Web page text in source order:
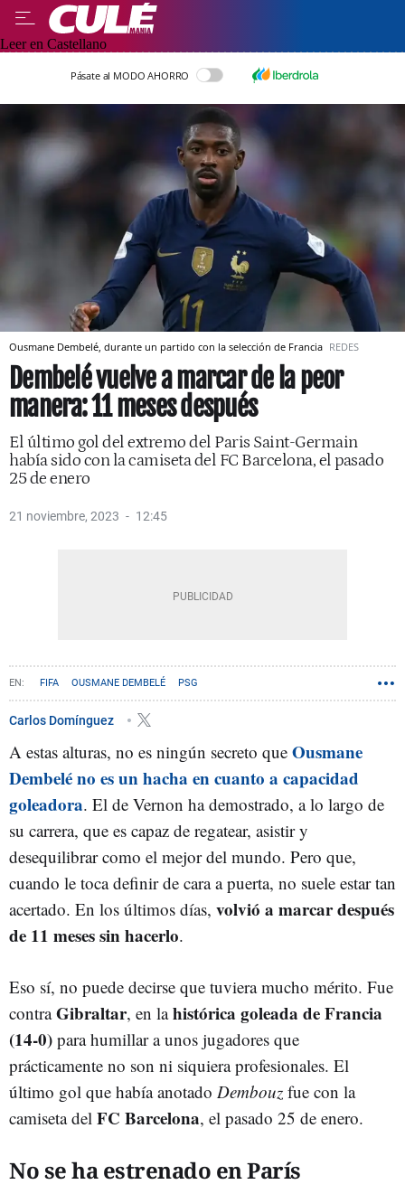
Leer en Castellano
Pásate al MODO AHORRO
Ousmane Dembelé, durante un partido con la selección de Francia REDES
Dembelé vuelve a marcar de la peor
manera: 11 meses después
El último gol del extremo del Paris Saint-Germain
había sido con la camiseta del FC Barcelona, el pasado
25 de enero
21 noviembre, 2023 12:45
FIFA OUSMANE DEMBELÉ PSG
Carlos Domínguez
A estas alturas, no es ningún secreto que Ousmane
Dembelé no es un hacha en cuanto a capacidad
goleadora. El de Vernon ha demostrado, a lo largo de
su carrera, que es capaz de regatear, asistir y
desequilibrar como el mejor del mundo. Pero que,
cuando le toca definir de cara a puerta, no suele estar tan
acertado. En los últimos días, volvió a marcar después
de 11 meses sin hacerlo.
Eso sí, no puede decirse que tuviera mucho mérito. Fue
contraGibraltar, en lahistórica goleada de Francia
(14-0) para humillar a unos jugadores que
prácticamente no son ni siquiera profesionales. El
último gol que había anotado Dembouz fue con la
camiseta del FC Barcelona, el pasado 25 de enero.
No se ha estrenado en París